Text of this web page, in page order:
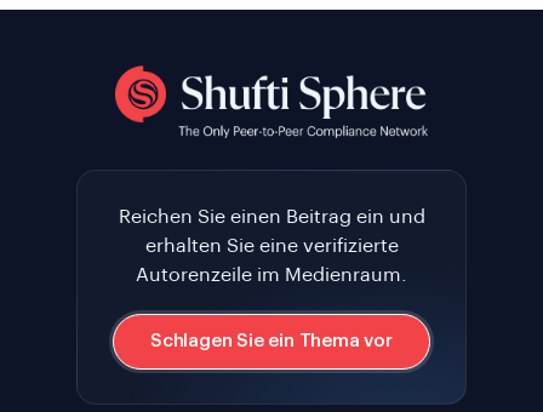
Reichen Sie einen Beitrag ein und
erhalten Sie eine verifizierte
Autorenzeile im Medienraum.
Schlagen Sie ein Thema vor